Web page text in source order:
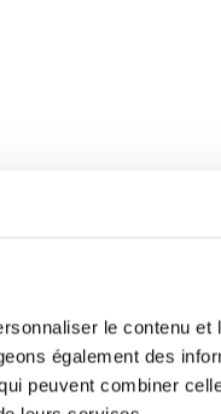
le contenu
également des
peuvent combiner